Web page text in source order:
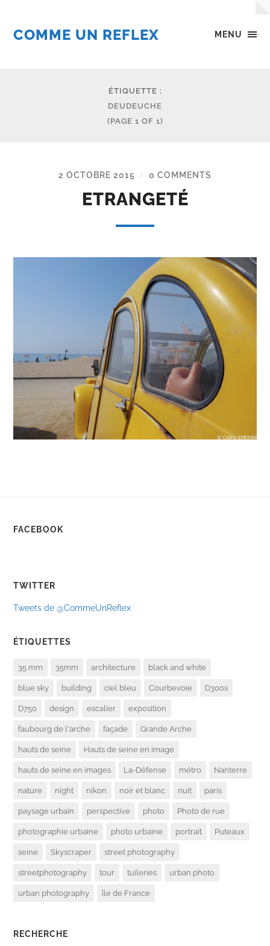
MENU
COMME UN REFLEX
ÉTIQUETTE :
DEUDEUCHE
(PAGE 1 OF 1)
2 OCTOBRE 2015 / 0 COMMENTS
ETRANGETÉ
FACEBOOK
TWITTER
Tweets de @CommeUnReflex
ÉTIQUETTES
35 mm 35mm architecture black and white
blue sky building ciel bleu Courbevoie D300s
D750 design escalier exposition
faubourg de l'arche façade Grande Arche
hauts de seine Hauts de seine en image
hauts de seine en images La-Défense métro Nanterre
nature night nikon noir et blanc nuit paris
paysage urbain perspective photo Photo de rue
photographie urbaine photo urbaine portrait Puteaux
seine Skyscraper street photography
streetphotography tour tuileries urban photo
urban photography île de France
RECHERCHE